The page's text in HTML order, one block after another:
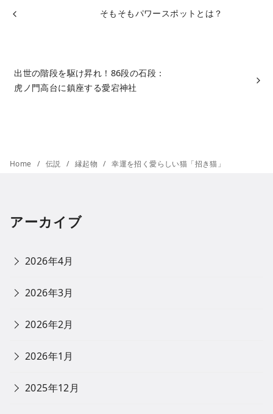
そもそもパワースポットとは？
出世の階段を駆け昇れ！86段の石段：
虎ノ門高台に鎮座する愛宕神社
Home 伝説 縁起物 幸運を招く愛らしい猫「招き猫」
アーカイブ
2026年4月
2026年3月
2026年2月
2026年1月
2025年12月